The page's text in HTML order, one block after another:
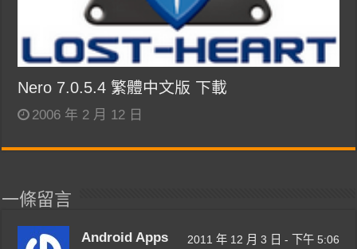
Nero 7.0.5.4 繁體中文版 下載
2006 年 2 月 12 日
一條留言
Android Apps 2011 年 12 月 3 日 - 下午 5:06